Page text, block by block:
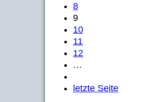
8
9
10
11
12
…
letzte Seite